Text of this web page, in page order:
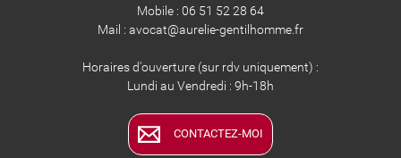
Mobile : 06 51 52 28 64
Mail : avocat@aurelie-gentilhomme.fr
Horaires d'ouverture (sur rdv uniquement) :
Lundi au Vendredi : 9h-18h
CONTACTEZ-MOI